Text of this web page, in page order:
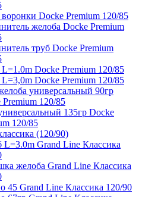
Docke Premium 120/85
желоба Docke Premium
труб Docke Premium
L=1.0m Docke Premium 120/85
L=3,0m Docke Premium 120/85
универсальный 90гр
Premium 120/85
135гр Docke
120/85
(120/90)
L=3.0m Grand Line Классика
желоба Grand Line Классика
45 Grand Line Классика 120/90